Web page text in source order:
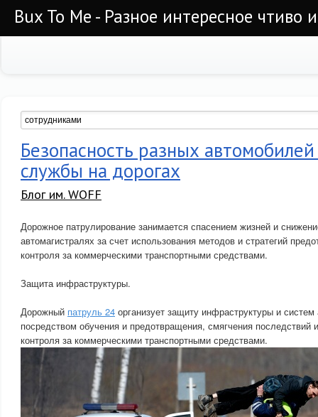
Bux To Me - Разное интересное чтиво
Безопасность разных
службы на дорогах
Блог им. WOFF
Дорожное патрулирование занимается спасением жизней и
автомагистралях за счет использования методов и стратегий
контроля за коммерческими транспортными средствами.
Защита инфраструктуры.
Дорожный патруль 24 организует защиту инфраструктуры и систем
посредством обучения и предотвращения, смягчения последствий
контроля за коммерческими транспортными средствами.